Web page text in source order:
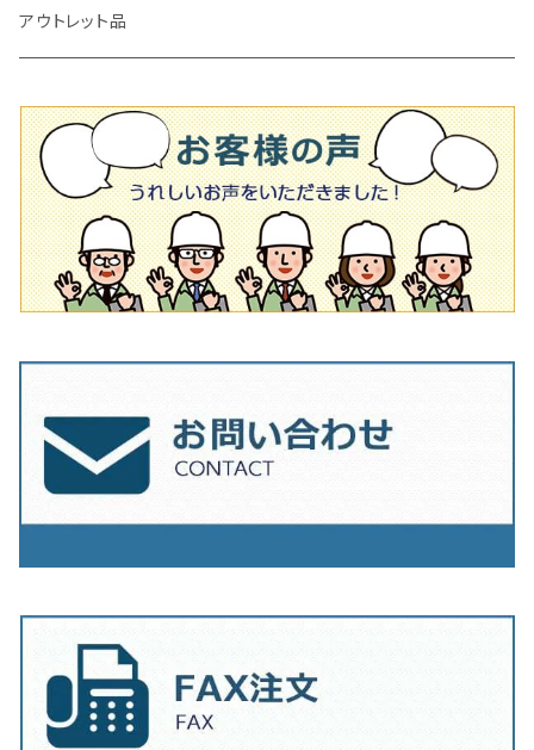
その他
タイル針
タイル針
その他
ビス穴付き
通常品
オフセットタイプ（ハットタイプ
150ｍｍ（6インチ）
205ｍｍ（8インチ）
230mm（9インチ）
125mm（5インチ）
180mm（7インチ）
205mm（8インチ）
230mm（9インチ）
105mm（4インチ）
150ｍｍ（6インチ）
180ｍｍ（7インチ）
205mm（8インチ）
アウトレット品